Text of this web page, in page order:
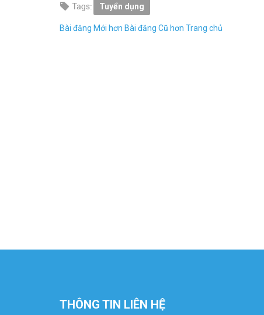
Tuyển dụng
Bài đăng Mới hơn Bài đăng Cũ hơn Trang chủ
THÔNG TIN LIÊN HỆ